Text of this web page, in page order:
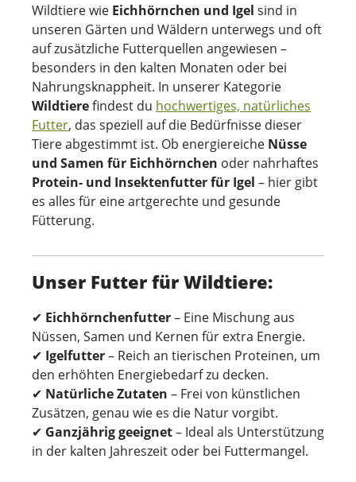
Wildtiere wie Eichhörnchen und Igel sind in
unseren Gärten und Wäldern unterwegs und oft
auf zusätzliche Futterquellen angewiesen –
besonders in den kalten Monaten oder bei
Nahrungsknappheit. In unserer Kategorie
Wildtierefindest du hochwertiges, natürliches
Futter, das speziell auf die Bedürfnisse dieser
Tiere abgestimmt ist. Ob energiereiche Nüsse
und Samen für Eichhörnchen oder nahrhaftes
Protein- und Insektenfutter für Igel – hier gibt
es alles für eine artgerechte und gesunde
Fütterung.
Unser Futter für Wildtiere:
✔ Eichhörnchenfutter– Eine Mischung aus
Nüssen, Samen und Kernen für extra Energie.
✔ Igelfutter– Reich an tierischen Proteinen, um
den erhöhten Energiebedarf zu decken.
✔ Natürliche Zutaten – Frei von künstlichen
Zusätzen, genau wie es die Natur vorgibt.
✔ Ganzjährig geeignet– Ideal als Unterstützung
in der kalten Jahreszeit oder bei Futtermangel.